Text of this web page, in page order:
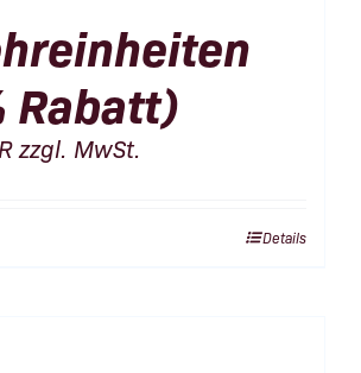
Rabatt)
zzgl. MwSt.
Details